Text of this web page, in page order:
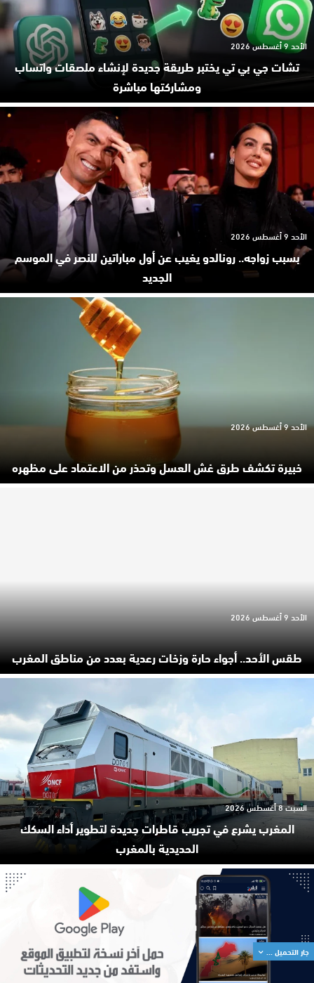
تشات جي بي تي يختبر طريقة جديدة لإنشاء ملصقات واتساب
ومشاركتها مباشرة
الأحد 9 أغسطس 2026
بسبب زواجه.. رونالدو يغيب عن أول مباراتين للنصر في الموسم
الجديد
الأحد 9 أغسطس 2026
خبيرة تكشف طرق غش العسل وتحذر من الاعتماد على مظهره
الأحد 9 أغسطس 2026
طقس الأحد.. أجواء حارة وزخات رعدية بعدد من مناطق المغرب
الأحد 9 أغسطس 2026
المغرب يشرع في تجريب قاطرات جديدة لتطوير أداء السكك
الحديدية بالمغرب
السبت 8 أغسطس 2026
جار التحميل ...